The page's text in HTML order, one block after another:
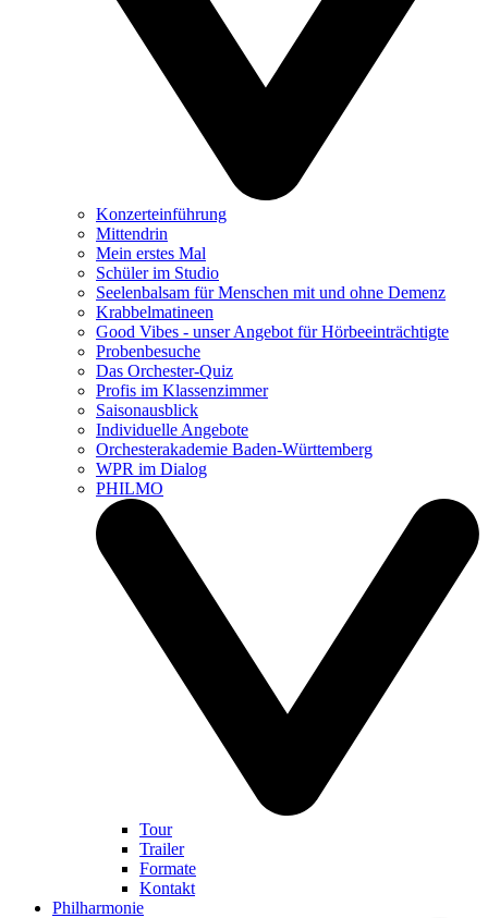
Konzerteinführung
Mittendrin
Mein erstes Mal
Schüler im Studio
Seelenbalsam für Menschen mit und ohne Demenz
Krabbelmatineen
Good Vibes - unser Angebot für Hörbeeinträchtigte
Probenbesuche
Das Orchester-Quiz
Profis im Klassenzimmer
Saisonausblick
Individuelle Angebote
Orchesterakademie Baden-Württemberg
WPR im Dialog
PHILMO
Tour
Trailer
Formate
Kontakt
Philharmonie